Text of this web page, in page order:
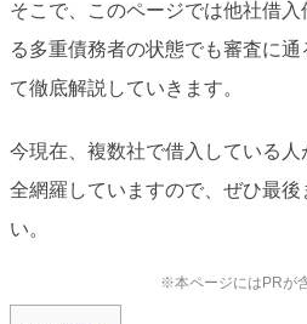
そこで、このページでは他社借
る多重債務者の状態でも審査に
て徹底解説していきます。
今現在、複数社で借入している
全網羅していますので、ぜひ最
い。
※本ページにはPRが